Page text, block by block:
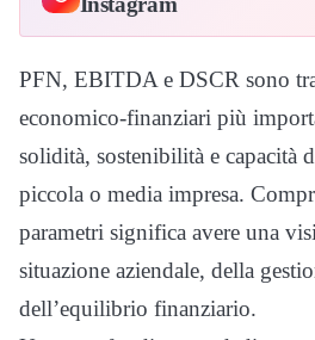
PFN, EBITDA e DSCR sono
economico-finanziari più
solidità, sostenibilità e capacità
piccola o media impresa.
parametri significa avere una
situazione aziendale, della
dell’equilibrio finanziario.